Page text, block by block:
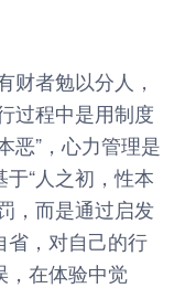
者勉以分人，
过程中是用制度
恶”，心力管理是
“人之初，性本
，而是通过启发
省，对自己的行
，在体验中觉